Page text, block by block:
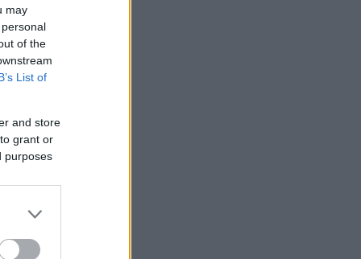
may
of the
List of
and store
grant or
purposes